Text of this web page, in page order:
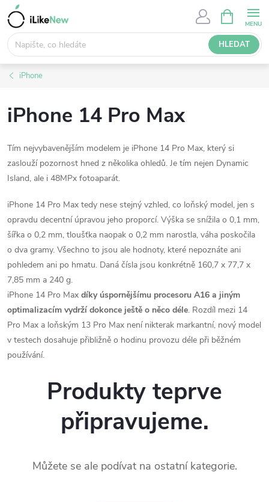
Přejít
na
obsah
HLEDAT
NÁKUPNÍ
KOŠÍK
iPhone
iPhone 14 Pro Max
Tím nejvybavenějším modelem je iPhone 14 Pro Max, který si
zaslouží pozornost hned z několika ohledů. Je tím nejen Dynamic
Island, ale i 48MPx fotoaparát.
iPhone 14 Pro Max tedy nese stejný vzhled, co loňský model, jen s
opravdu decentní úpravou jeho proporcí. Výška se snížila o 0,1 mm,
šířka o 0,2 mm, tloušťka naopak o 0,2 mm narostla, váha poskočila
o dva gramy. Všechno to jsou ale hodnoty, které nepoznáte ani
pohledem ani po hmatu. Daná čísla jsou konkrétně 160,7 x 77,7 x
7,85 mm a 240 g.
iPhone 14 Pro Max díky úspornějšímu procesoru A16 a jiným
optimalizacím vydrží dokonce ještě o něco déle. Rozdíl mezi 14
Pro Max a loňským 13 Pro Max není nikterak markantní, nový model
v testech dosahuje přibližně o hodinu provozu déle při běžném
používání.
Produkty teprve
připravujeme.
Můžete se ale podívat na ostatní kategorie.